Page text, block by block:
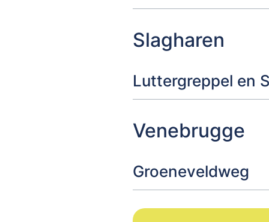
Slagharen
Luttergreppel en
Venebrugge
Groeneveldweg